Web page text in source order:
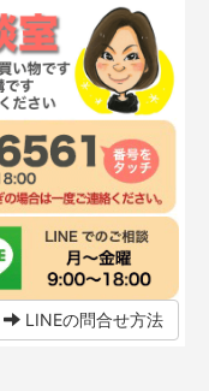
LINEの問合せ方法